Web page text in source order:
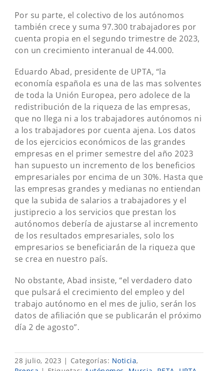
Por su parte, el colectivo de los autónomos
también crece y suma 97.300 trabajadores por
cuenta propia en el segundo trimestre de 2023,
con un crecimiento interanual de 44.000.
Eduardo Abad, presidente de UPTA, “la
economía española es una de las mas solventes
de toda la Unión Europea, pero adolece de la
redistribución de la riqueza de las empresas,
que no llega ni a los trabajadores autónomos ni
a los trabajadores por cuenta ajena. Los datos
de los ejercicios económicos de las grandes
empresas en el primer semestre del año 2023
han supuesto un incremento de los beneficios
empresariales por encima de un 30%. Hasta que
las empresas grandes y medianas no entiendan
que la subida de salarios a trabajadores y el
justiprecio a los servicios que prestan los
autónomos debería de ajustarse al incremento
de los resultados empresariales, solo los
empresarios se beneficiarán de la riqueza que
se crea en nuestro país.
No obstante, Abad insiste, “el verdadero dato
que pulsará el crecimiento del empleo y del
trabajo autónomo en el mes de julio, serán los
datos de afiliación que se publicarán el próximo
día 2 de agosto”.
28 julio, 2023 | Categorías: Noticia,